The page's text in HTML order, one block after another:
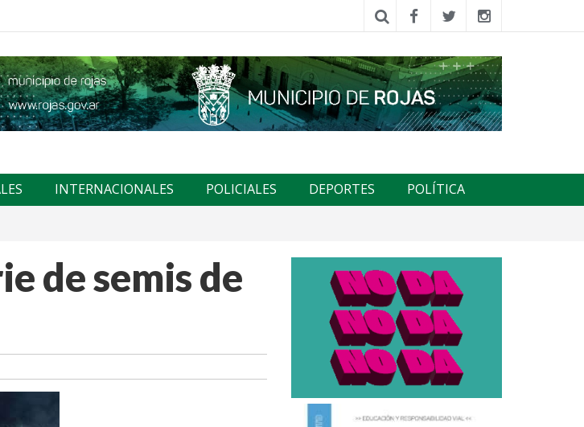
INTERNACIONALES POLICIALES DEPORTES POLÍTICA
de semis de